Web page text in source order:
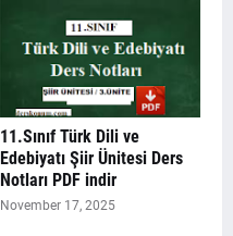
11.Sınıf Türk Dili ve
Edebiyatı Şiir Ünitesi Ders
Notları PDF indir
November 17, 2025